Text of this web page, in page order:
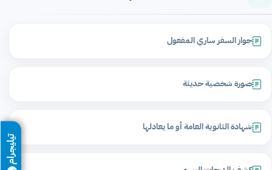
جواز السفر ساري المفعول
صورة شخصية حديثة
شهادة الثانوية العامة أو ما يعادلها
تيليجرام